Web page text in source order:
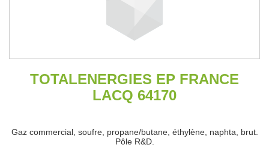
TOTALENERGIES EP FRANCE
LACQ 64170
Gaz commercial, soufre, propane/butane, éthylène, naphta, brut.
Pôle R&D.